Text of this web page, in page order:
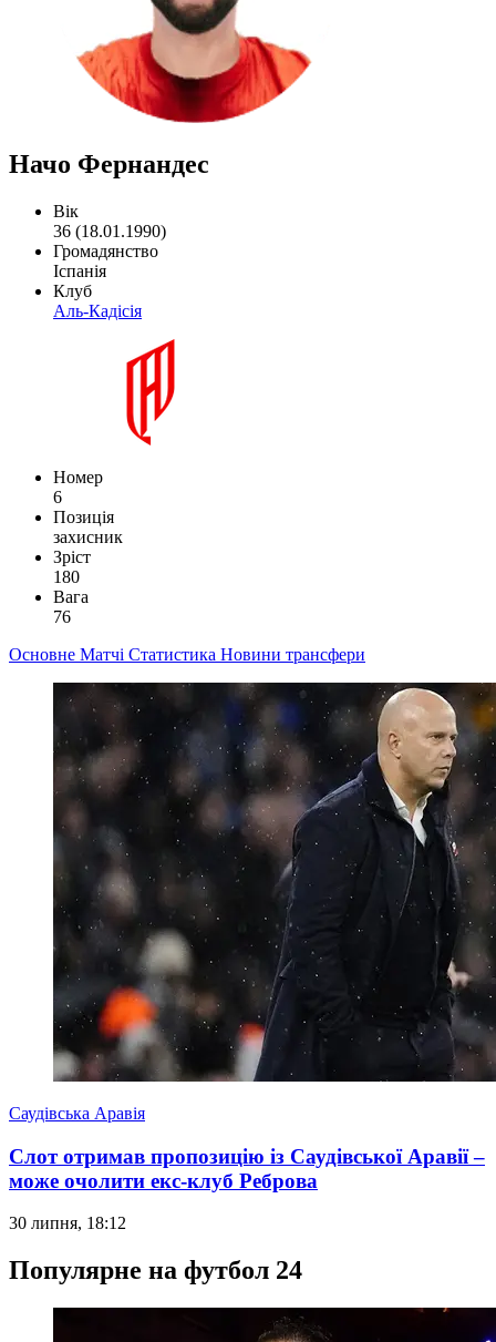
Начо Фернандес
Вік
36 (18.01.1990)
Громадянство
Іспанія
Клуб
Аль-Кадісія
Номер
6
Позиція
захисник
Зріст
180
Вага
76
Основне Матчі Статистика Новини трансфери
Саудівська Аравія
Слот отримав пропозицію із Саудівської Аравії –
може очолити екс-клуб Реброва
30 липня, 18:12
Популярне на футбол 24